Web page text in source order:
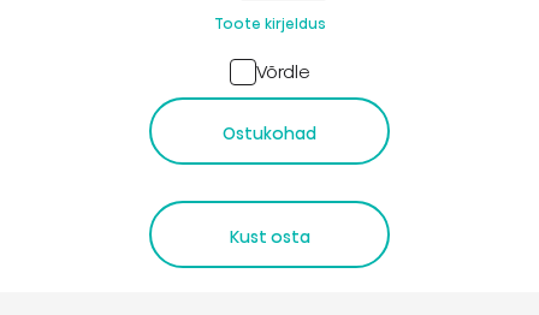
Toote kirjeldus
Võrdle
Ostukohad
Kust osta